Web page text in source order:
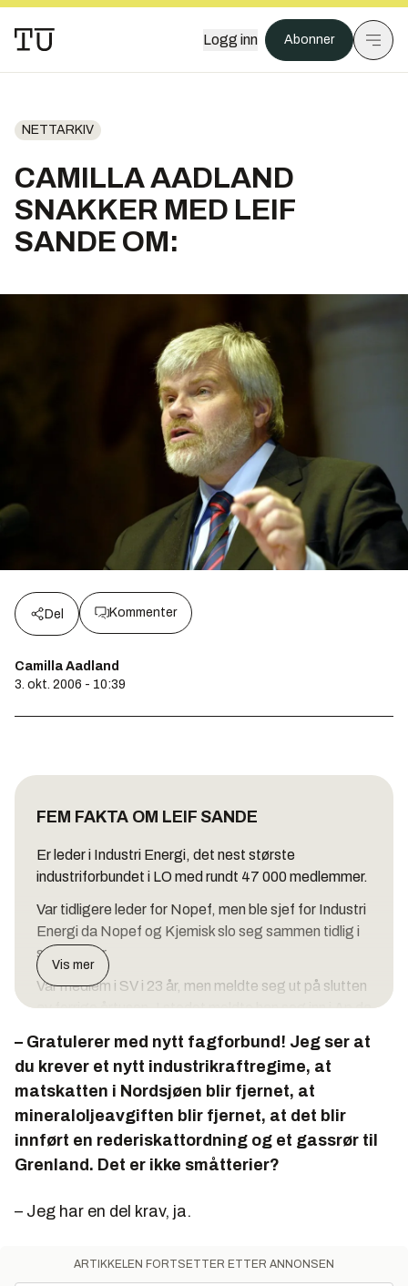
Logg inn Abonner
NETTARKIV
CAMILLA AADLAND
SNAKKER MED LEIF
SANDE OM:
Del Kommenter
Camilla Aadland
3. okt. 2006 - 10:39
FEM FAKTA OM LEIF SANDE
Er leder i Industri Energi, det nest største
industriforbundet i LO med rundt 47 000 medlemmer.
Var tidligere leder for Nopef, men ble sjef for Industri
Energi da Nopef og Kjemisk slo seg sammen tidlig i
september.
Var medlem i SV i 23 år, men meldte seg ut på slutten
av forrige årtusen. I stedet meldte han seg inn i Ap da
Dro til sjøs som 15-åring, gikk yrkesskolen i Bergen
og fikk fagbrev som bilmekaniker, men har aldri
jobbet som det.
Bor i Lindås utenfor Bergen, og pendler i stedet til
arbeidsplassen, som nå er flyttet til Oslo.
Vis mer
– Gratulerer med nytt fagforbund! Jeg ser at
du krever et nytt industrikraftregime, at
matskatten i Nordsjøen blir fjernet, at
mineraloljeavgiften blir fjernet, at det blir
innført en rederiskattordning og et gassrør til
Grenland. Det er ikke småtterier?
– Jeg har en del krav, ja.
ARTIKKELEN FORTSETTER ETTER ANNONSEN